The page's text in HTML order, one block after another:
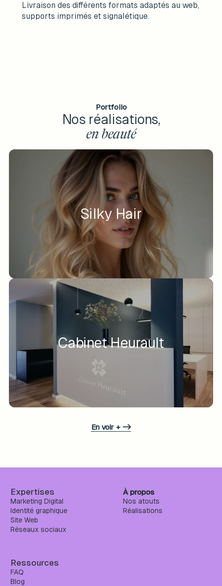
Livraison des différents formats adaptés au web,
supports imprimés et signalétique.
Portfolio
Nos réalisations,
en beauté
Silky Hair
Cabinet Heurault
En voir + ->
Expertises
Marketing Digital
Identité graphique
Site Web
Réseaux sociaux
À propos
Nos atouts
Réalisations
Ressources
FAQ
Blog